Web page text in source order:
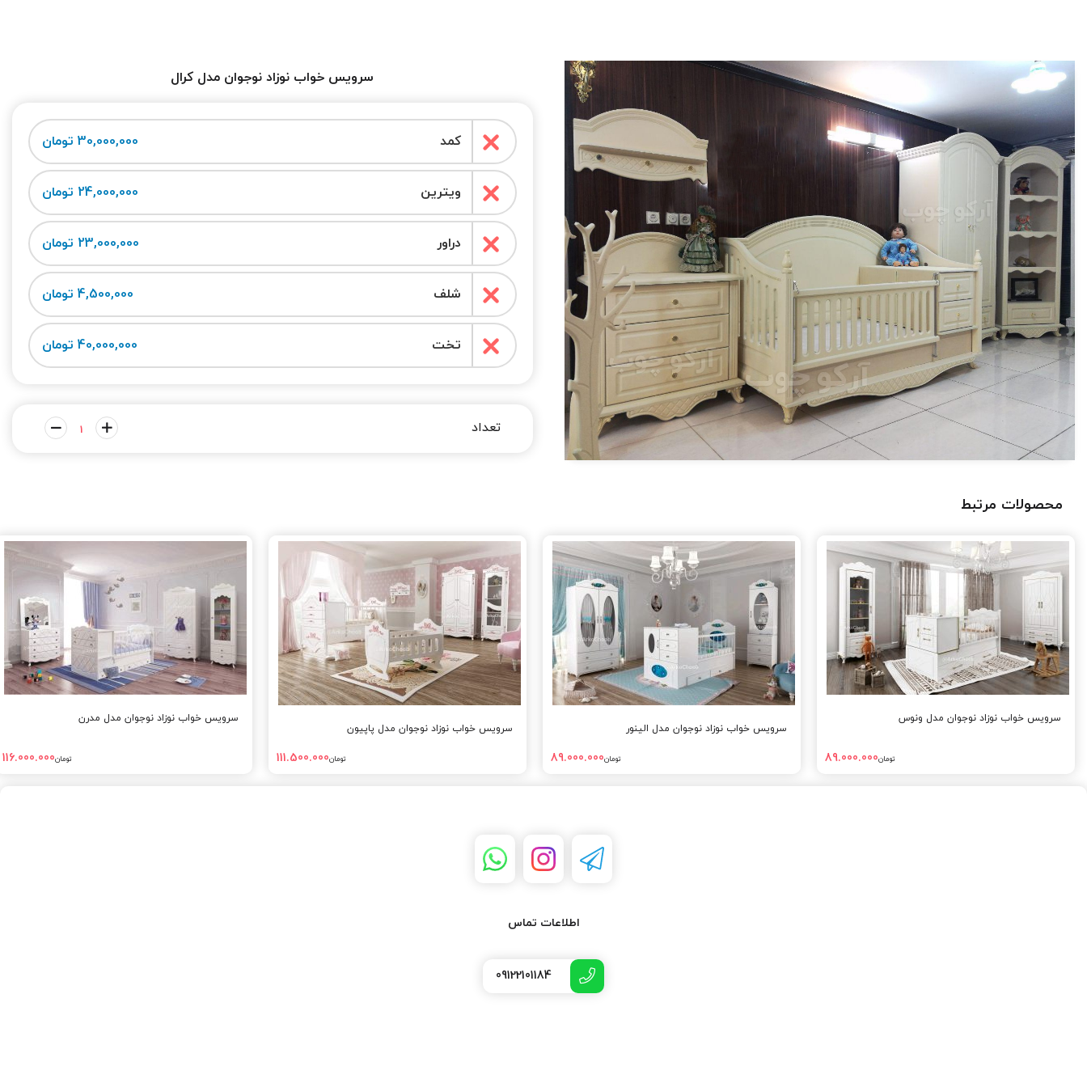
سرویس خواب نوزاد نوجوان مدل کرال
کمد 30,000,000 تومان
ویترین 24,000,000 تومان
دراور 23,000,000 تومان
شلف 4,500,000 تومان
تخت 40,000,000 تومان
محصولات مرتبط
سرویس خواب نوزاد نوجوان مدل ونوس
تومان89.000.000
سرویس خواب نوزاد نوجوان مدل الینور
تومان89.000.000
سرویس خواب نوزاد نوجوان مدل پاپیون
تومان111.500.000
سرویس خواب نوزاد نوجوان مدل مدرن
تومان116.000.000
اطلاعات تماس
09122101184